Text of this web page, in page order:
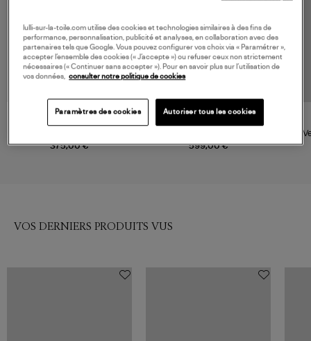
375,00 €
Khaki
599,00 €
VOS DERNIERS PRODUITS VUS
lulli-sur-la-toile.com utilise des cookies et technologies similaires à des fins de
performance, personnalisation, publicité et analyses, en collaboration avec des
partenaires tels que Google. Vous pouvez configurer vos choix via « Paramétrer »,
accepter l’ensemble des cookies (« J’accepte ») ou refuser ceux non strictement
nécessaires (« Continuer sans accepter »). Pour en savoir plus sur l’utilisation de
vos données,
consulter notre politique de cookies
Paramètres des cookies Autoriser tous les cookies